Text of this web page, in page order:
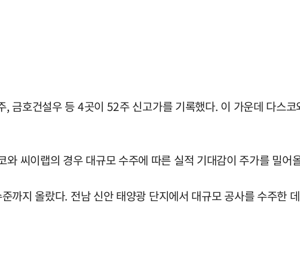
금호건설우 등 4곳이 52주 신고가를 기록했다. 이 가운데 다스
씨이랩의 경우 대규모 수주에 따른 실적 기대감이 주가를 밀어
까지 올랐다. 전남 신안 태양광 단지에서 대규모 공사를 수주한